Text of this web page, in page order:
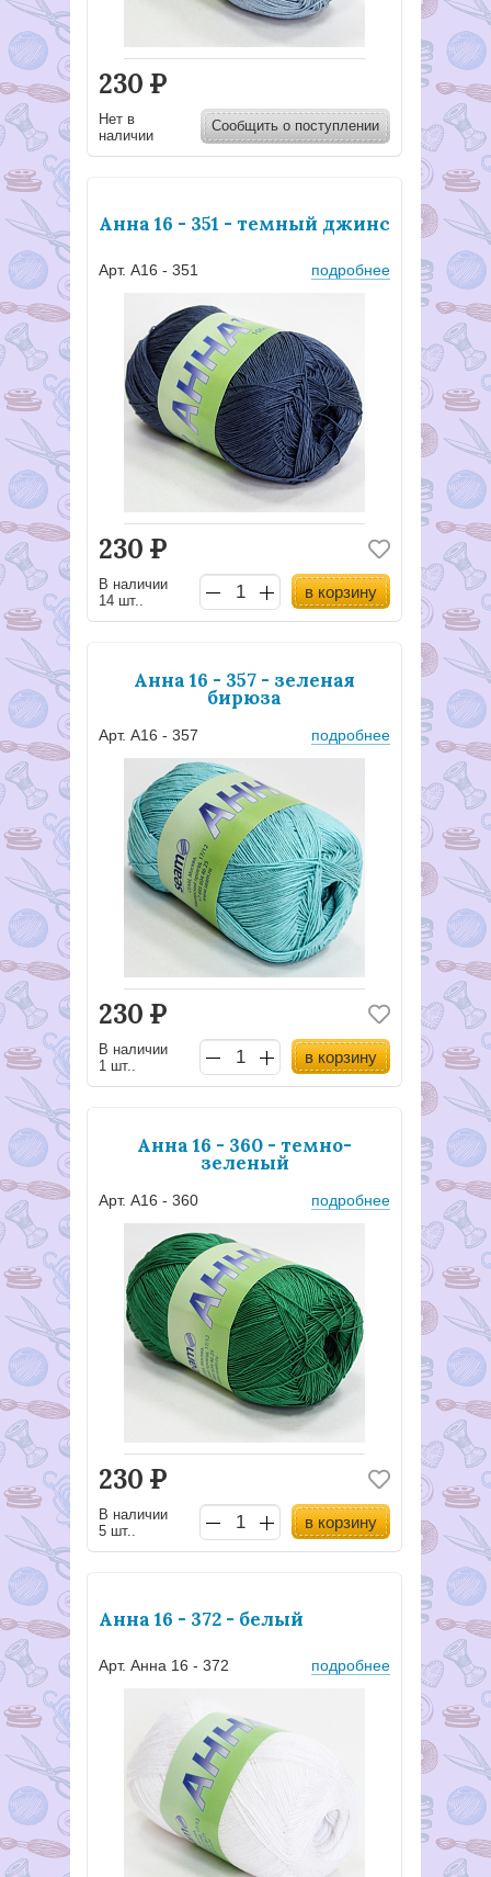
230 Р
Нет в
наличии
Сообщить о поступлении
Анна 16 - 351 - темный джинс
Арт. А16 - 351 подробнее
230 Р
В наличии
14 шт..
в корзину
Анна 16 - 357 - зеленая
бирюза
Арт. А16 - 357 подробнее
230 Р
В наличии
1 шт..
в корзину
Анна 16 - 360 - темно-
зеленый
Арт. А16 - 360 подробнее
230 Р
В наличии
5 шт..
в корзину
Анна 16 - 372 - белый
Арт. Анна 16 - 372 подробнее